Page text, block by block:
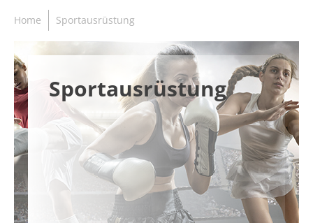
Home Sportausrüstung
Sportausrüstung